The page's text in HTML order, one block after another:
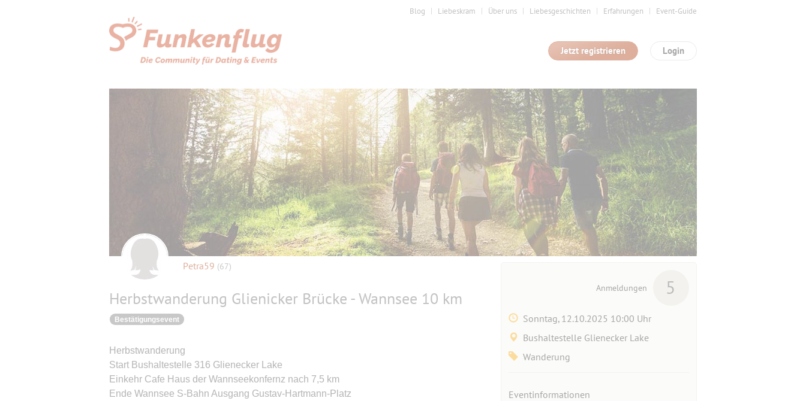
Blog Liebeskram Über uns Liebesgeschichten Erfahrungen Event-Guide
Login
Jetzt registrieren
Petra59 (67)
Herbstwanderung Glienicker Brücke - Wannsee 10 km
Bestätigungsevent
Herbstwanderung
Start Bushaltestelle 316 Glienecker Lake
Einkehr Cafe Haus der Wannseekonfernz nach 7,5 km
Ende Wannsee S-Bahn Ausgang Gustav-Hartmann-Platz
Anmeldungen 5
Sonntag, 12.10.2025 10:00 Uhr
Bushaltestelle Glienecker Lake
Wanderung
Eventinformationen